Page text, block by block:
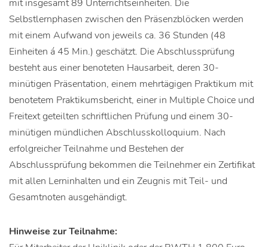
mit insgesamt 89 Unterrichtseinheiten. Die
Selbstlernphasen zwischen den Präsenzblöcken werden
mit einem Aufwand von jeweils ca. 36 Stunden (48
Einheiten á 45 Min.) geschätzt. Die Abschlussprüfung
besteht aus einer benoteten Hausarbeit, deren 30-
minütigen Präsentation, einem mehrtägigen Praktikum mit
benotetem Praktikumsbericht, einer in Multiple Choice und
Freitext geteilten schriftlichen Prüfung und einem 30-
minütigen mündlichen Abschlusskolloquium. Nach
erfolgreicher Teilnahme und Bestehen der
Abschlussprüfung bekommen die Teilnehmer ein Zertifikat
mit allen Lerninhalten und ein Zeugnis mit Teil- und
Gesamtnoten ausgehändigt.
Hinweise zur Teilnahme: